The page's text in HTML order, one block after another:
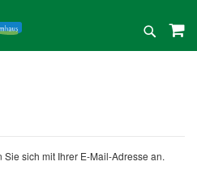
Suche
sich mit Ihrer E-Mail-Adresse an.